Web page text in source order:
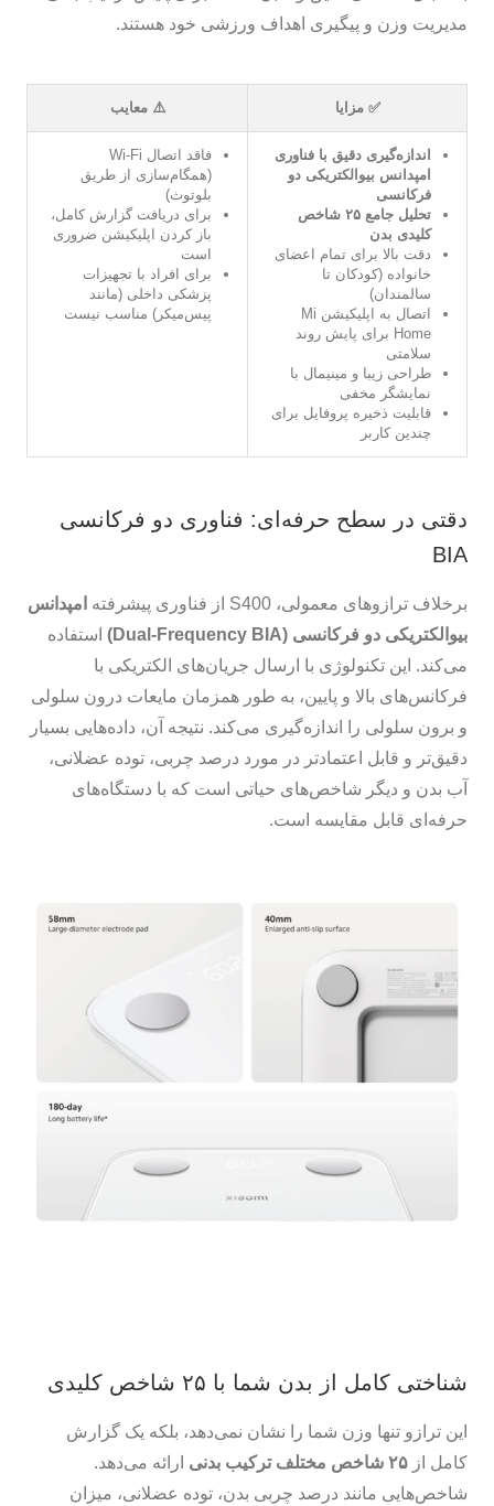
مدیریت وزن و پیگیری اهداف ورزشی خود هستند.
✅ مزایا ⚠️ معایب
اندازه‌گیری دقیق با فناوری
امپدانس بیوالکتریکی دو
فرکانسی
تحلیل جامع ۲۵ شاخص
کلیدی بدن
دقت بالا برای تمام اعضای
خانواده (کودکان تا
سالمندان)
اتصال به اپلیکیشن Mi
Home برای پایش روند
سلامتی
طراحی زیبا و مینیمال با
نمایشگر مخفی
قابلیت ذخیره پروفایل برای
چندین کاربر
فاقد اتصال Wi-Fi
(همگام‌سازی از طریق
بلوتوث)
برای دریافت گزارش کامل،
باز کردن اپلیکیشن ضروری
است
برای افراد با تجهیزات
پزشکی داخلی (مانند
پیس‌میکر) مناسب نیست
دقتی در سطح حرفه‌ای: فناوری دو فرکانسی
BIA
برخلاف ترازوهای معمولی، S400 از فناوری پیشرفته
امپدانس
بیوالکتریکی دو فرکانسی (Dual-Frequency BIA)
استفاده
می‌کند. این تکنولوژی با ارسال جریان‌های الکتریکی با
فرکانس‌های بالا و پایین، به طور همزمان مایعات درون سلولی
و برون سلولی را اندازه‌گیری می‌کند. نتیجه آن، داده‌هایی بسیار
دقیق‌تر و قابل اعتمادتر در مورد درصد چربی، توده عضلانی،
آب بدن و دیگر شاخص‌های حیاتی است که با دستگاه‌های
حرفه‌ای قابل مقایسه است.
شناختی کامل از بدن شما با ۲۵ شاخص کلیدی
این ترازو تنها وزن شما را نشان نمی‌دهد، بلکه یک گزارش
کامل از ۲۵ شاخص مختلف ترکیب بدنی
ارائه می‌دهد.
شاخص‌هایی مانند درصد چربی بدن، توده عضلانی، میزان